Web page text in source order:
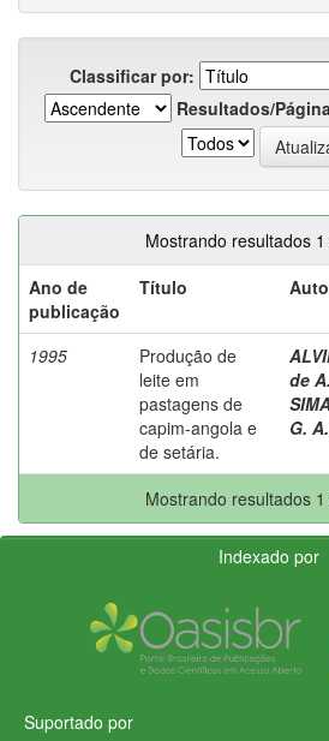
Classificar por:
Resultados/Página
Mostrando resultados 1
Ano de
publicação
Título
1995
Produção de
leite em
pastagens de
capim-angola e
de setária.
de A.
G. A.
Mostrando resultados 1
Indexado por
Suportado por